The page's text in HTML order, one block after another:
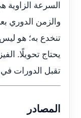
السرعة الزاوية
تنخدع به؛ هو
يحتاج تحويلًا.
تقبل الدورات في
المصادر